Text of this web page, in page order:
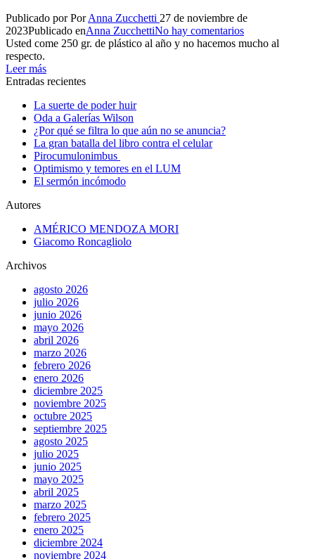
Publicado por PorAnna Zucchetti 27 de noviembre de
2023Publicado enAnna ZucchettiNo hay comentarios
Usted come 250 gr. de plástico al año y no hacemos mucho al
respecto.
Leer más
Entradas recientes
La suerte de poder huir
Oda a Galerías Wilson
¿Por qué se filtra lo que aún no se anuncia?
La gran batalla del libro contra el celular
Pirocumulonimbus
Optimismo y temores en el LUM
El sermón incómodo
Autores
AMÉRICO MENDOZA MORI
Giacomo Roncagliolo
Archivos
agosto 2026
julio 2026
junio 2026
mayo 2026
abril 2026
marzo 2026
febrero 2026
enero 2026
diciembre 2025
noviembre 2025
octubre 2025
septiembre 2025
agosto 2025
julio 2025
junio 2025
mayo 2025
abril 2025
marzo 2025
febrero 2025
enero 2025
diciembre 2024
noviembre 2024